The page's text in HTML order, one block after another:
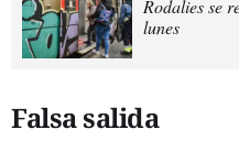
Rodalies se
lunes
Falsa salida